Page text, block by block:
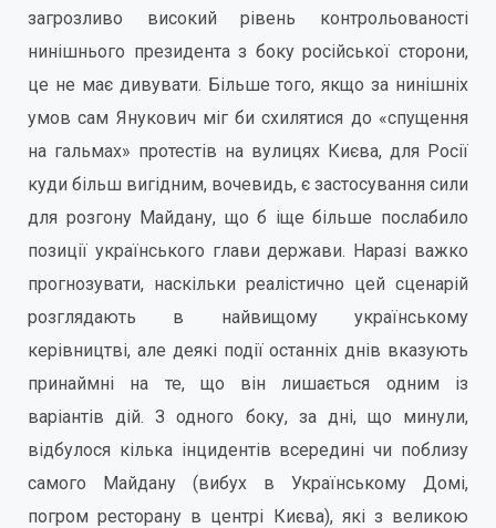
загрозливо високий рівень контрольованості
нинішнього президента з боку російської сторони,
це не має дивувати. Більше того, якщо за нинішніх
умов сам Янукович міг би схилятися до «спущення
на гальмах» протестів на вулицях Києва, для Росії
куди більш вигідним, вочевидь, є застосування сили
для розгону Майдану, що б іще більше послабило
позиції українського глави держави. Наразі важко
прогнозувати, наскільки реалістично цей сценарій
розглядають в найвищому українському
керівництві, але деякі події останніх днів вказують
принаймні на те, що він лишається одним із
варіантів дій. З одного боку, за дні, що минули,
відбулося кілька інцидентів всередині чи поблизу
самого Майдану (вибух в Українському Домі,
погром ресторану в центрі Києва), які з великою